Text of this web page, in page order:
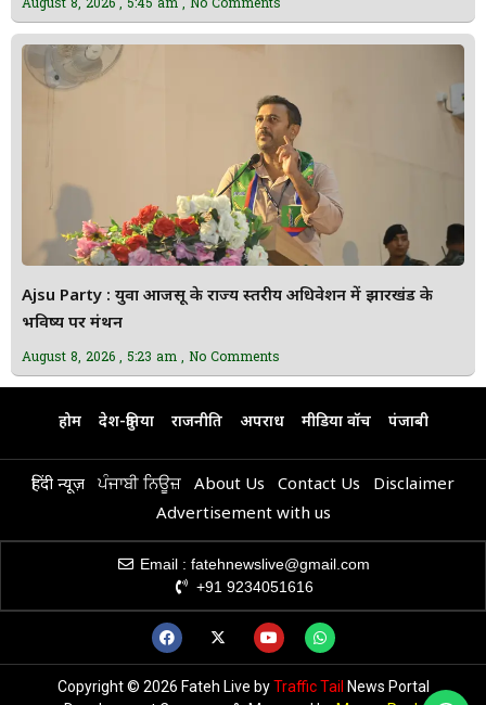
Ajsu Party : युवा आजसू के राज्य स्तरीय अधिवेशन में झारखंड के
भविष्य पर मंथन
August 8, 2026 5:23 am No Comments
होम देश-दुनिया राजनीति अपराध मीडिया वॉच पंजाबी
हिंदी न्यूज़ ਪੰਜਾਬੀ ਨਿਊਜ਼ About Us Contact Us
Disclaimer
Advertisement with us
Email : fatehnewslive@gmail.com
+91 9234051616
Copyright © 2026 Fateh Live byTraffic Tail News Portal